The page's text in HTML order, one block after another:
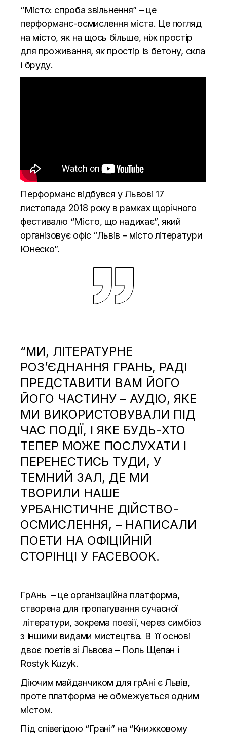
“Місто: спроба звільнення” – це
перформанс-осмислення міста. Це погляд
на місто, як на щось більше, ніж простір
для проживання, як простір із бетону, скла
і бруду.
Перформанс відбувся у Львові 17
листопада 2018 року в рамках щорічного
фестивалю “Місто, що надихає”, який
організовує офіс “Львів – місто літератури
Юнеско”.
“МИ, ЛІТЕРАТУРНЕ
РОЗ’ЄДНАННЯ ГРАНЬ, РАДІ
ПРЕДСТАВИТИ ВАМ ЙОГО
ЙОГО ЧАСТИНУ – АУДІО, ЯКЕ
МИ ВИКОРИСТОВУВАЛИ ПІД
ЧАС ПОДІЇ, І ЯКЕ БУДЬ-ХТО
ТЕПЕР МОЖЕ ПОСЛУХАТИ І
ПЕРЕНЕСТИСЬ ТУДИ, У
ТЕМНИЙ ЗАЛ, ДЕ МИ
ТВОРИЛИ НАШЕ
УРБАНІСТИЧНЕ ДІЙСТВО-
ОСМИСЛЕННЯ, – НАПИСАЛИ
ПОЕТИ НА ОФІЦІЙНІЙ
СТОРІНЦІ У FACEBOOK.
ГрАнь – це організаційна платформа,
створена для пропагування сучасної
літератури, зокрема поезії, через симбіоз
з іншими видами мистецтва. В її основі
двоє поетів зі Львова – Поль Щепан і
Rostyk Kuzyk.
Діючим майданчиком для грАні є Львів,
проте платформа не обмежується одним
містом.
Під співегідою “Грані” на “Книжковому